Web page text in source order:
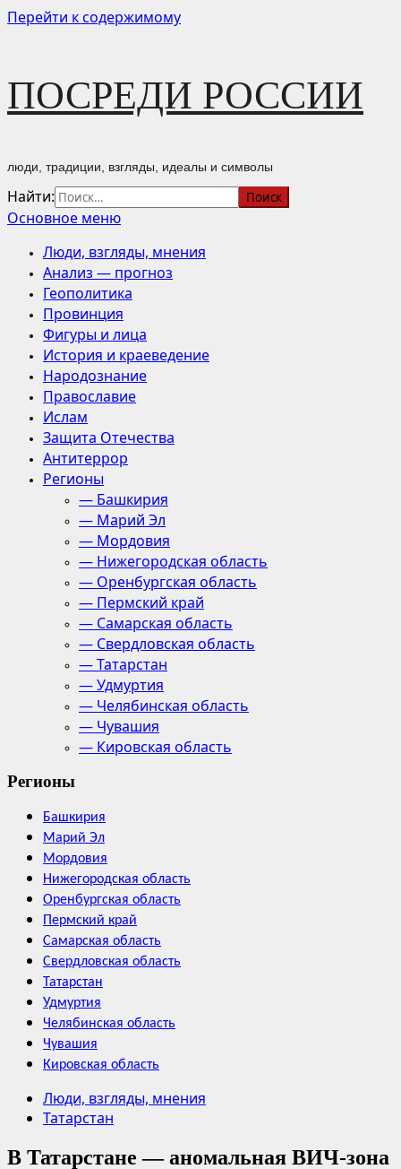
Перейти к содержимому
ПОСРЕДИ РОССИИ
люди, традиции, взгляды, идеалы и символы
Найти:
Основное меню
Люди, взгляды, мнения
Анализ — прогноз
Геополитика
Провинция
Фигуры и лица
История и краеведение
Народознание
Православие
Ислам
Защита Отечества
Антитеррор
Регионы
— Башкирия
— Марий Эл
— Мордовия
— Нижегородская область
— Оренбургская область
— Пермский край
— Самарская область
— Свердловская область
— Татарстан
— Удмуртия
— Челябинская область
— Чувашия
— Кировская область
Регионы
Башкирия
Марий Эл
Мордовия
Нижегородская область
Оренбургская область
Пермский край
Самарская область
Свердловская область
Татарстан
Удмуртия
Челябинская область
Чувашия
Кировская область
Люди, взгляды, мнения
Татарстан
В Татарстане — аномальная ВИЧ-зона